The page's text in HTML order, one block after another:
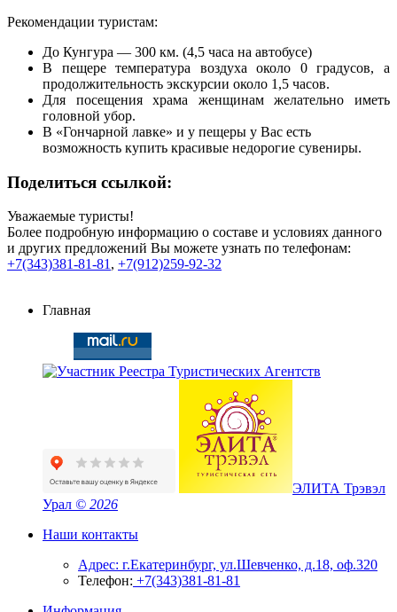
Рекомендации туристам:
До Кунгура — 300 км. (4,5 часа на автобусе)
В пещере температура воздуха около 0 градусов, а
продолжительность экскурсии около 1,5 часов.
Для посещения храма женщинам желательно иметь
головной убор.
В «Гончарной лавке» и у пещеры у Вас есть
возможность купить красивые недорогие сувениры.
Поделиться ссылкой:
Уважаемые туристы!
Более подробную информацию о составе и условиях данного
и других предложений Вы можете узнать по телефонам:
+7(343)381-81-81, +7(912)259-92-32
Главная
ЭЛИТА Трэвэл
Урал © 2026
Наши контакты
Адрес: г.Екатеринбург, ул.Шевченко, д.18, оф.320
Телефон: +7(343)381-81-81